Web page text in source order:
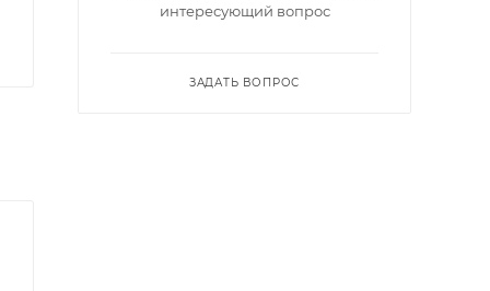
интересующий вопрос
ЗАДАТЬ ВОПРОС